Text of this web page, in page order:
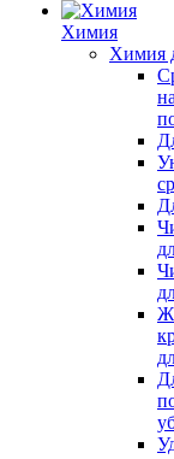
Химия
Химия